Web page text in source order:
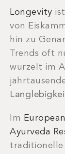
Longevity
von
hin zu
Trends oft
wurzelt im
Im
Ayurveda
traditionelle